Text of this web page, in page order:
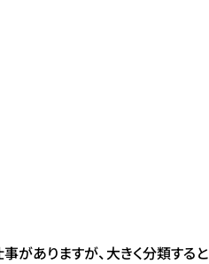
がありますが、大きく分類すると